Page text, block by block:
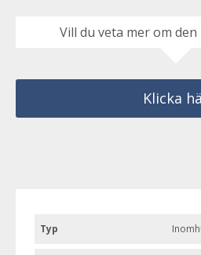
Vill du veta mer om
Klicka
Typ